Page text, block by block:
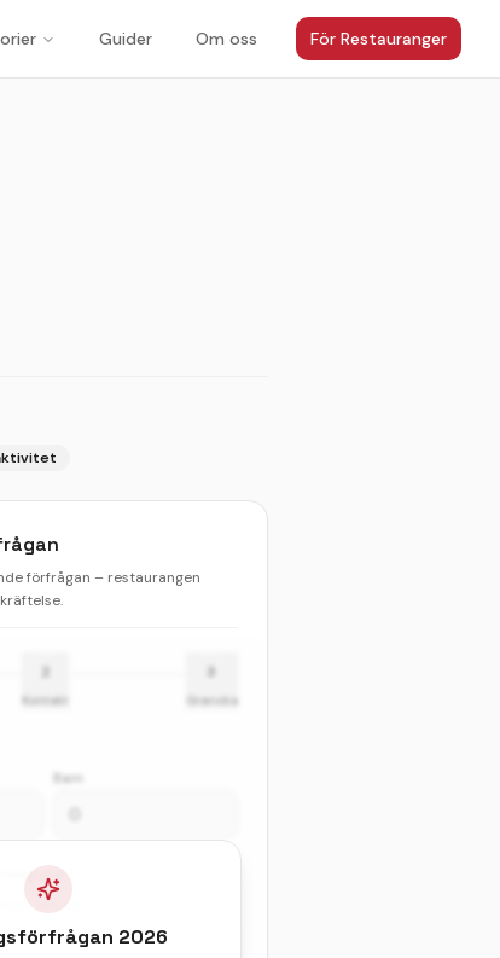
Guider Om oss För Restauranger
förfrågan – restaurangen
Kontakt
3
Granska
Barn
*
och tid.
2026